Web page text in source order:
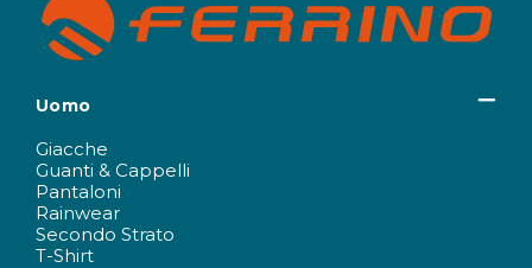
Uomo
Giacche
Guanti & Cappelli
Pantaloni
Rainwear
Secondo Strato
T-Shirt